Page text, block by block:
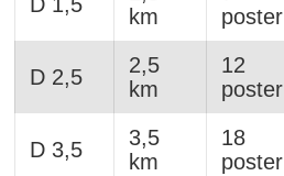
km
poster
D 2,5
2,5
km
12
poster
D 3,5
3,5
km
18
poster